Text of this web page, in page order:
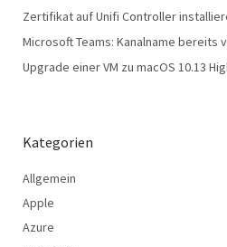
Zertifikat auf Unifi Controller
Microsoft Teams: Kanalname bereits
Upgrade einer VM zu macOS 10.13
Kategorien
Allgemein
Apple
Azure